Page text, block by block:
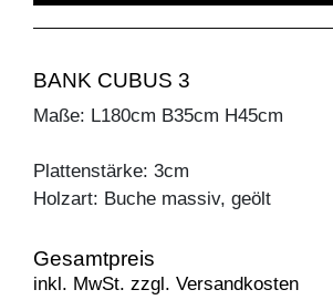
BANK CUBUS 3
Maße: L180cm B35cm H45cm
Plattenstärke: 3cm
Holzart: Buche massiv, geölt
Gesamtpreis
inkl. MwSt. zzgl. Versandkosten